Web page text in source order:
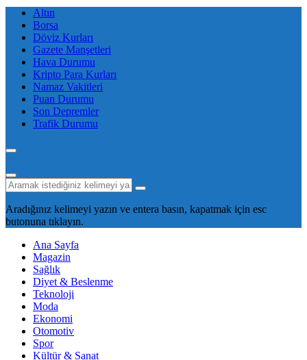
Altın
Borsa
Döviz Kurları
Gazete Manşetleri
Hava Durumu
Kripto Para Kurları
Namaz Vakitleri
Puan Durumu
Son Depremler
Trafik Durumu
Aradığınız kelimeyi yazın ve entera basın, kapatmak için esc
butonuna tıklayın.
Ana Sayfa
Magazin
Sağlık
Diyet & Beslenme
Teknoloji
Moda
Ekonomi
Otomotiv
Spor
Kültür & Sanat